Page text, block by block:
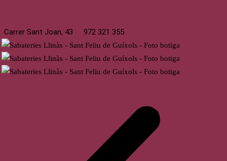
Carrer Sant Joan, 43 972 321 355